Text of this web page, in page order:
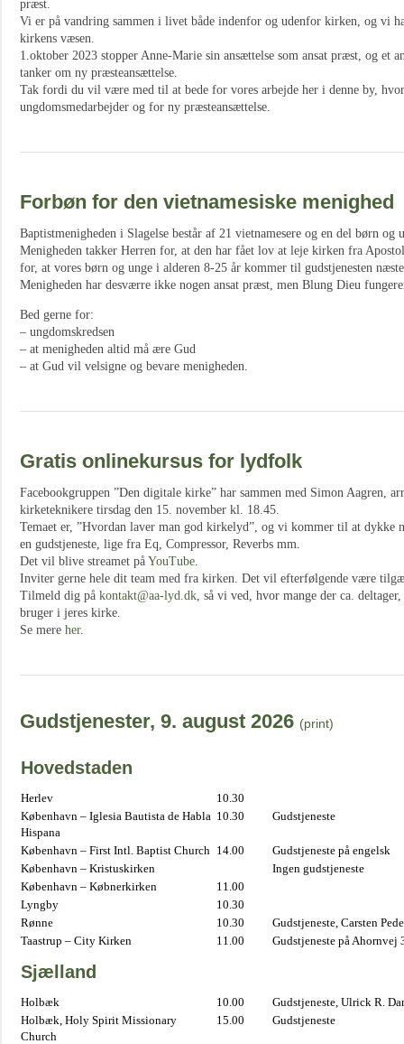
præst.
Vi er på vandring sammen i livet både indenfor og udenfor kirken, og vi
kirkens væsen.
1.oktober 2023 stopper Anne-Marie sin ansættelse som ansat præst, og et
tanker om ny præsteansættelse.
Tak fordi du vil være med til at bede for vores arbejde her i denne by,
ungdomsmedarbejder og for ny præsteansættelse.
Forbøn for den vietnamesiske menighed
Baptistmenigheden i Slagelse består af 21 vietnamesere og en del børn og
Menigheden takker Herren for, at den har fået lov at leje kirken fra
for, at vores børn og unge i alderen 8-25 år kommer til gudstjenesten
Menigheden har desværre ikke nogen ansat præst, men Blung Dieu
Bed gerne for:
– ungdomskredsen
– at menigheden altid må ære Gud
– at Gud vil velsigne og bevare menigheden.
Gratis onlinekursus for lydfolk
Facebookgruppen ”Den digitale kirke” har sammen med Simon Aagren,
kirketeknikere tirsdag den 15. november kl. 18.45.
Temaet er, ”Hvordan laver man god kirkelyd”, og vi kommer til at dykke
en gudstjeneste, lige fra Eq, Compressor, Reverbs mm.
Det vil blive streamet på YouTube.
Inviter gerne hele dit team med fra kirken. Det vil efterfølgende være
Tilmeld dig på kontakt@aa-lyd.dk, så vi ved, hvor mange der ca.
bruger i jeres kirke.
Se mere her.
Gudstjenester, 9. august 2026 (print)
Hovedstaden
Herlev
10.30
København – Iglesia Bautista de Habla
Hispana
10.30 Gudstjeneste
København – First Intl. Baptist Church 14.00
Gudstjeneste på engelsk
København – Kristuskirken
Ingen gudstjeneste
København – Købnerkirken
11.00
Lyngby
10.30
Rønne
10.30
Gudstjeneste, Carsten
Taastrup – City Kirken
11.00 Gudstjeneste på Ahornvej
Sjælland
Holbæk 10.00
Gudstjeneste, Ulrick R.
Holbæk, Holy Spirit Missionary
Church
15.00 Gudstjeneste